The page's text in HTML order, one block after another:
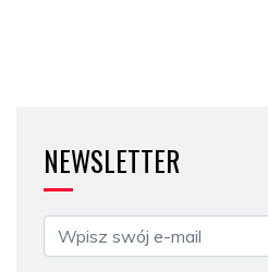
NEWSLETTER